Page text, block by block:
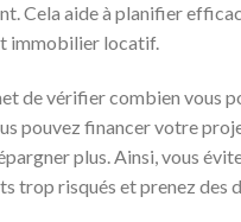
Cela aide à planifier
immobilier locatif.
de vérifier combien vous
pouvez financer votre
plus. Ainsi, vous
trop risqués et prenez des